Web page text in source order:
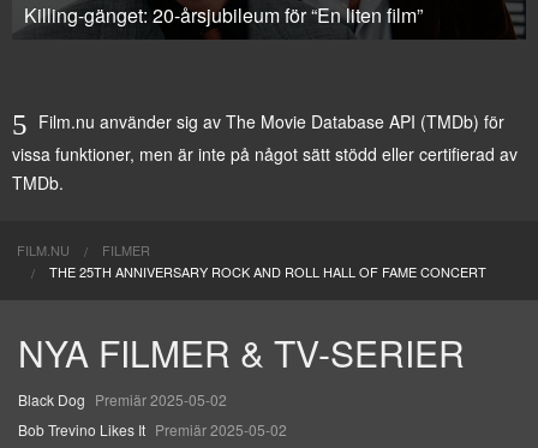
Killing-gänget: 20-årsjubileum för “En liten film”
Film.nu använder sig av The Movie Database API (TMDb) för
vissa funktioner, men är inte på något sätt stödd eller certifierad av
TMDb.
FILM.NU
FILMER
THE 25TH ANNIVERSARY ROCK AND ROLL HALL OF FAME CONCERT
NYA FILMER & TV-SERIER
Black Dog Premiär 2025-05-02
Bob Trevino Likes It Premiär 2025-05-02